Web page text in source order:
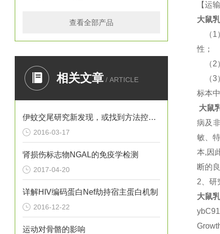
查看全部产品
相关文章 / ARTICLE
伊蚊交尾研究新发现，或找到方法控制寨卡病毒
2016-03-17
肾损伤标志物NGAL的免疫学检测
2017-04-20
详解HIV编码蛋白Nef劫持宿主蛋白机制
2016-12-22
运动对骨骼的影响
【运
大鼠
（1
性；
（2
（3
标本
大鼠
病及
敏、
本,因
断的
2 、
大鼠